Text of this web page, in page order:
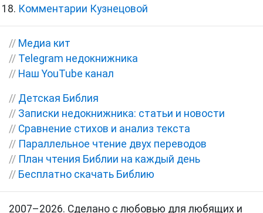
Комментарии Кузнецовой
// Медиа кит
// Telegram недокнижника
// Наш YouTube канал
// Детская Библия
// Записки недокнижника: статьи и новости
// Сравнение стихов и анализ текста
// Параллельное чтение двух переводов
// План чтения Библии на каждый день
// Бесплатно скачать Библию
2007–2026. Сделано с любовью для любящих и